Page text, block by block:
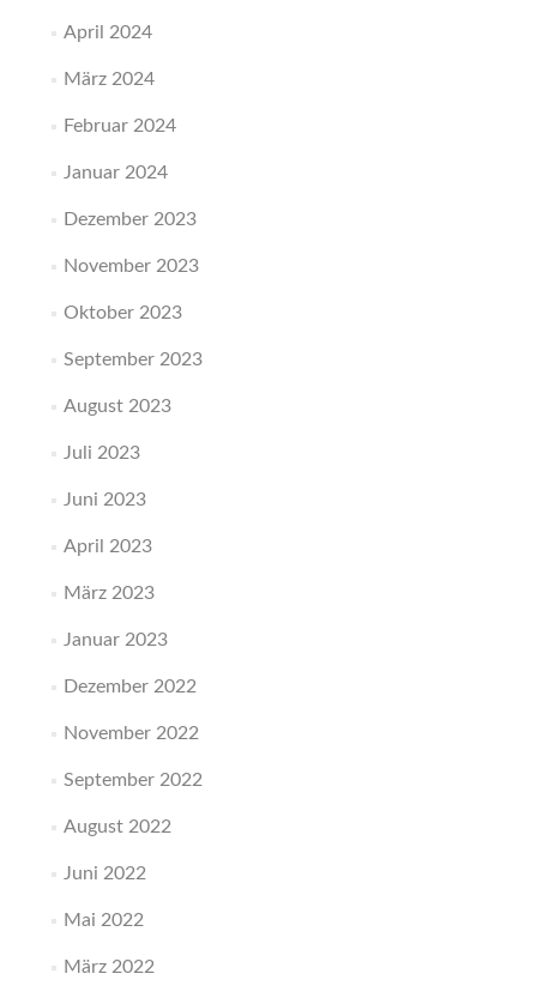
April 2024
März 2024
Februar 2024
Januar 2024
Dezember 2023
November 2023
Oktober 2023
September 2023
August 2023
Juli 2023
Juni 2023
April 2023
März 2023
Januar 2023
Dezember 2022
November 2022
September 2022
August 2022
Juni 2022
Mai 2022
März 2022